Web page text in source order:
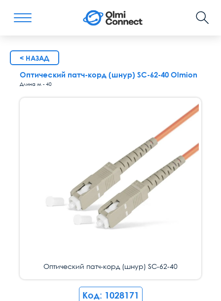
< НАЗАД
Оптический патч-корд (шнур) SC-62-40 Olmion
Длина м - 40
Оптический патч-корд (шнур) SC-62-40
Код: 1028171